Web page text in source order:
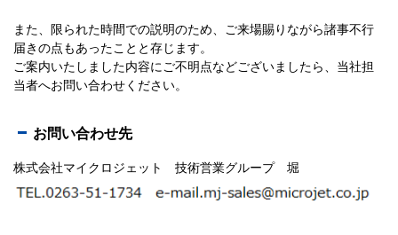
また、限られた時間での説明のため、ご来場賜りながら諸事不行
届きの点もあったことと存じます。
ご案内いたしました内容にご不明点などございましたら、当社担
当者へお問い合わせください。
お問い合わせ先
株式会社マイクロジェット 技術営業グループ 堀